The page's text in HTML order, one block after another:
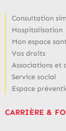
Consultation
Hospitalisation
Mon espace
Vos droits
Associations et
Service social
Espace
CARRIÈRE &